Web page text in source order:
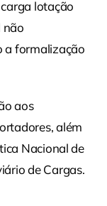
lotação
não
a formalização
aos
além
Nacional de
de Cargas.